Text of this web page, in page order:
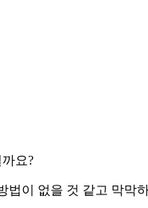
요?
법이 없을 것 같고 막막